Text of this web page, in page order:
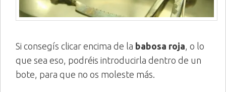
Si consegís clicar encima de la babosa roja, o lo
que sea eso, podréis introducirla dentro de un
bote, para que no os moleste más.